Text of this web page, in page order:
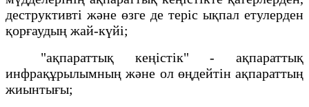
деструктивті және өзге де теріс ықпал етулерден
қорғаудың жай-күйі;
"ақпараттық кеңістік" - ақпараттық
инфрақұрылымның және ол өңдейтін ақпараттың
жиынтығы;